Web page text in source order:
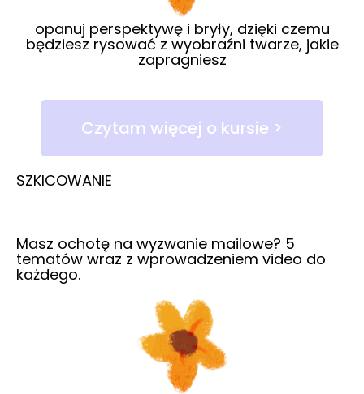
opanuj perspektywę i bryły, dzięki czemu
będziesz rysować z wyobraźni twarze, jakie
zapragniesz
Czytam więcej o kursie >
SZKICOWANIE
Masz ochotę na wyzwanie mailowe? 5
tematów wraz z wprowadzeniem video do
każdego.